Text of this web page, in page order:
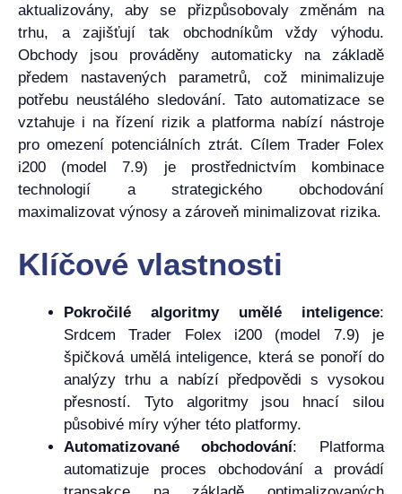
aktualizovány, aby se přizpůsobovaly změnám na
trhu, a zajišťují tak obchodníkům vždy výhodu.
Obchody jsou prováděny automaticky na základě
předem nastavených parametrů, což minimalizuje
potřebu neustálého sledování. Tato automatizace se
vztahuje i na řízení rizik a platforma nabízí nástroje
pro omezení potenciálních ztrát. Cílem Trader Folex
i200 (model 7.9) je prostřednictvím kombinace
technologií a strategického obchodování
maximalizovat výnosy a zároveň minimalizovat rizika.
Klíčové vlastnosti
Pokročilé algoritmy umělé inteligence:
Srdcem Trader Folex i200 (model 7.9) je
špičková umělá inteligence, která se ponoří do
analýzy trhu a nabízí předpovědi s vysokou
přesností. Tyto algoritmy jsou hnací silou
působivé míry výher této platformy.
Automatizované obchodování: Platforma
automatizuje proces obchodování a provádí